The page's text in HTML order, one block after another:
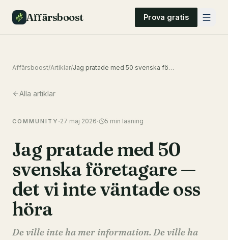
Affärsboost Prova gratis
Affärsboost/Artiklar/ Jag pratade med 50 svenska företagare — det vi inte väntade oss höra
Alla artiklar
COMMUNITY ·27 maj 2026· 5 min läsning
Jag pratade med 50
svenska företagare —
det vi inte väntade oss
höra
De ville inte ha mer information. De ville ha